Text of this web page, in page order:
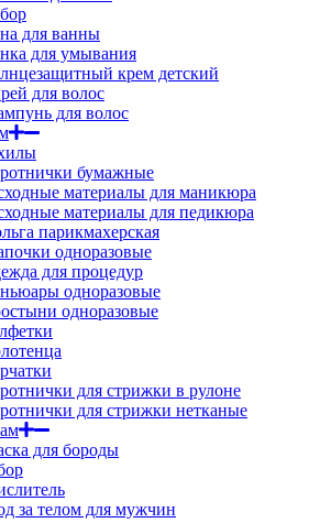
для ванны
для умывания
крем детский
для волос
для волос
бумажные
материалы для маникюра
материалы для педикюра
парикмахерская
одноразовые
для процедур
одноразовые
одноразовые
для стрижки в рулоне
для стрижки нетканые
для бороды
за телом для мужчин